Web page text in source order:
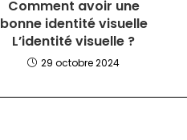
Comment avoir une
bonne identité visuelle
L’identité visuelle ?
29 octobre 2024